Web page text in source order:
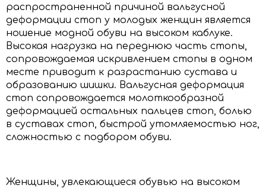
распространенной причиной вальгусной
деформации стоп у молодых женщин является
ношение модной обуви на высоком каблуке.
Высокая нагрузка на переднюю часть стопы,
сопровождаемая искривлением стопы в одном
месте приводит к разрастанию сустава и
образованию шишки. Вальгусная деформация
стоп сопровождается молоткообразной
деформацией остальных пальцев стоп, болью
в суставах стоп, быстрой утомляемостью ног,
сложностью с подбором обуви.
Женщины, увлекающиеся обувью на высоком